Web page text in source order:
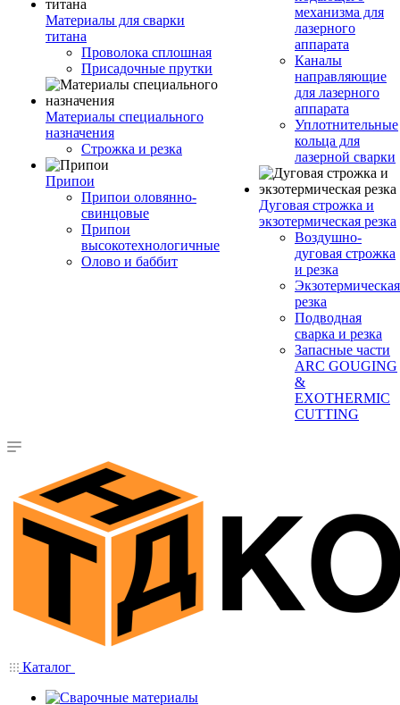
Материалы для сварки
титана
Проволока сплошная
Присадочные прутки
Материалы специального
назначения
Строжка и резка
Припои
Припои оловянно-
свинцовые
Припои
высокотехнологичные
Олово и баббит
механизма для
лазерного
аппарата
Каналы
направляющие
для лазерного
аппарата
Уплотнительные
кольца для
лазерной сварки
Дуговая строжка и
экзотермическая резка
Воздушно-
дуговая строжка
и резка
Экзотермическая
резка
Подводная
сварка и резка
Запасные части
ARC GOUGING
&
EXOTHERMIC
CUTTING
Каталог